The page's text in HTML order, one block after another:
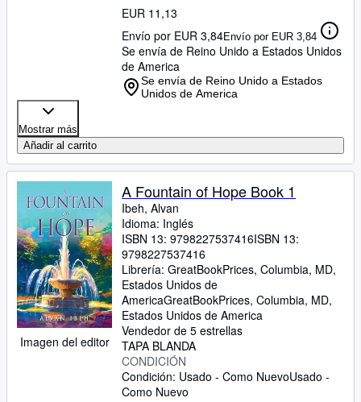
EUR 11,13
Envío por EUR 3,84Envío por EUR 3,84
Se envía de Reino Unido a Estados Unidos
de America
Se envía de Reino Unido a Estados
Unidos de America
Mostrar más
Añadir al carrito
Imagen del editor
A Fountain of Hope Book 1
Ibeh, Alvan
Idioma: Inglés
ISBN 13: 9798227537416ISBN 13:
9798227537416
Librería: GreatBookPrices, Columbia, MD,
Estados Unidos de
AmericaGreatBookPrices, Columbia, MD,
Estados Unidos de America
Vendedor de 5 estrellas
TAPA BLANDA
CONDICIÓN
Condición: Usado - Como NuevoUsado -
Como Nuevo